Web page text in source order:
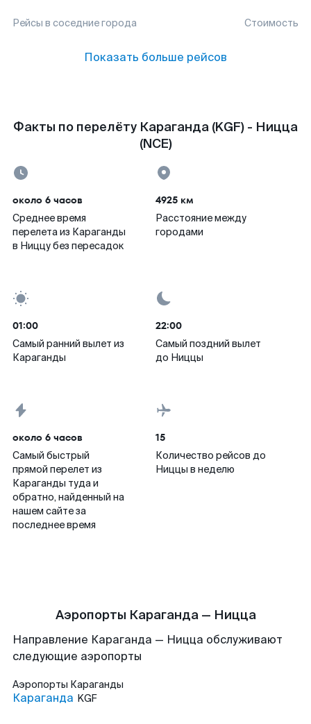
Рейсы в соседние города Стоимость
Показать больше рейсов
Факты по перелёту Караганда (KGF) - Ницца
(NCE)
около 6 часов
Среднее время
перелета из Караганды
в Ниццу без пересадок
4925 км
Расстояние между
городами
01:00
Самый ранний вылет из
Караганды
22:00
Самый поздний вылет
до Ниццы
около 6 часов
Самый быстрый
прямой перелет из
Караганды туда и
обратно, найденный на
нашем сайте за
последнее время
15
Количество рейсов до
Ниццы в неделю
Аэропорты Караганда — Ницца
Направление Караганда — Ницца обслуживают
следующие аэропорты
Аэропорты Караганды
Караганда KGF